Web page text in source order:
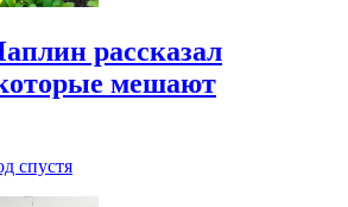
рассказал
мешают
спустя